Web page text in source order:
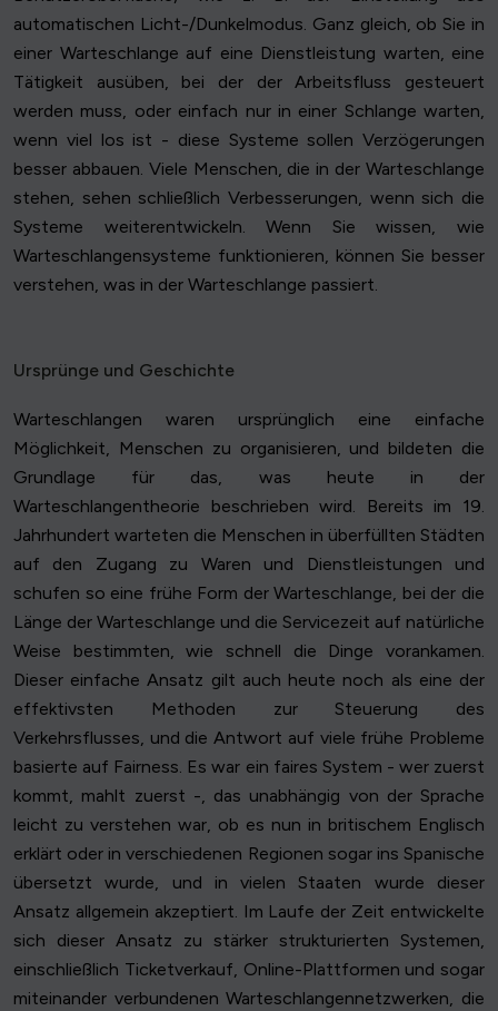
automatischen Licht-/Dunkelmodus. Ganz gleich, ob Sie in
einer Warteschlange auf eine Dienstleistung warten, eine
Tätigkeit ausüben, bei der der Arbeitsfluss gesteuert
werden muss, oder einfach nur in einer Schlange warten,
wenn viel los ist - diese Systeme sollen Verzögerungen
besser abbauen. Viele Menschen, die in der Warteschlange
stehen, sehen schließlich Verbesserungen, wenn sich die
Systeme weiterentwickeln. Wenn Sie wissen, wie
Warteschlangensysteme funktionieren, können Sie besser
verstehen, was in der Warteschlange passiert.
Ursprünge und Geschichte
Warteschlangen waren ursprünglich eine einfache
Möglichkeit, Menschen zu organisieren, und bildeten die
Grundlage für das, was heute in der
Warteschlangentheorie beschrieben wird. Bereits im 19.
Jahrhundert warteten die Menschen in überfüllten Städten
auf den Zugang zu Waren und Dienstleistungen und
schufen so eine frühe Form der Warteschlange, bei der die
Länge der Warteschlange und die Servicezeit auf natürliche
Weise bestimmten, wie schnell die Dinge vorankamen.
Dieser einfache Ansatz gilt auch heute noch als eine der
effektivsten Methoden zur Steuerung des
Verkehrsflusses, und die Antwort auf viele frühe Probleme
basierte auf Fairness. Es war ein faires System - wer zuerst
kommt, mahlt zuerst -, das unabhängig von der Sprache
leicht zu verstehen war, ob es nun in britischem Englisch
erklärt oder in verschiedenen Regionen sogar ins Spanische
übersetzt wurde, und in vielen Staaten wurde dieser
Ansatz allgemein akzeptiert. Im Laufe der Zeit entwickelte
sich dieser Ansatz zu stärker strukturierten Systemen,
einschließlich Ticketverkauf, Online-Plattformen und sogar
miteinander verbundenen Warteschlangennetzwerken, die